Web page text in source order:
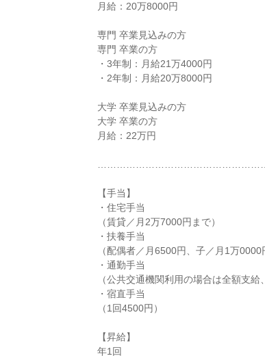
月給：20万8000円
専門 卒業見込みの方
専門 卒業の方
・3年制：月給21万4000円
・2年制：月給20万8000円
大学 卒業見込みの方
大学 卒業の方
月給：22万円
【手当】
・住宅手当
（賃貸／月2万7000円まで）
・扶養手当
（配偶者／月6500円、子／月1万0000
・通勤手当
（公共交通機関利用の場合は全額支給
・宿直手当
（1回4500円）
【昇給】
年1回